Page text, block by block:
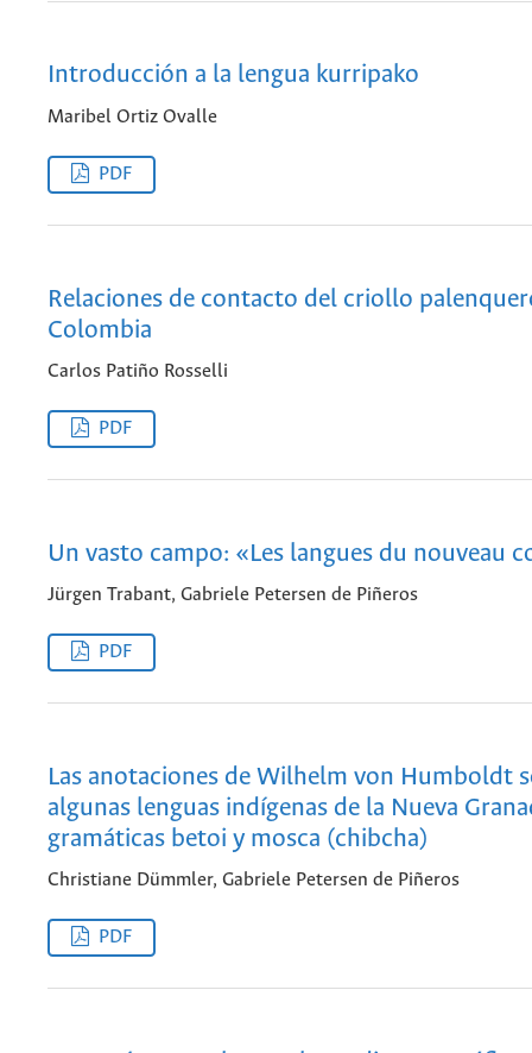
Introducción a la lengua kurripako
Maribel Ortiz Ovalle
PDF
Relaciones de contacto del criollo
Colombia
Carlos Patiño Rosselli
PDF
Un vasto campo: «Les langues du nouveau
Jürgen Trabant, Gabriele Petersen de Piñeros
PDF
Las anotaciones de Wilhelm von Humboldt
algunas lenguas indígenas de la Nueva
gramáticas betoi y mosca (chibcha)
Christiane Dümmler, Gabriele Petersen de Piñeros
PDF